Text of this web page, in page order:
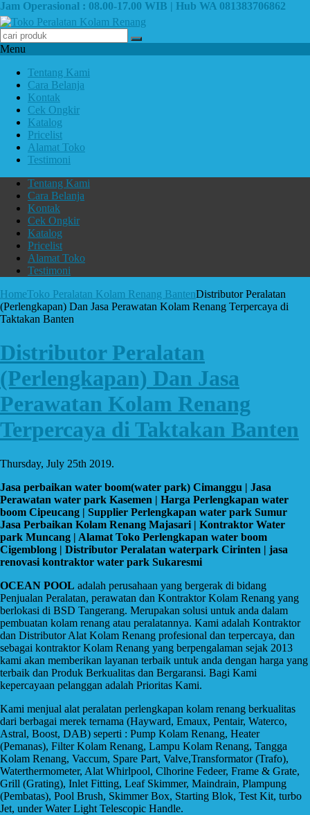
Jam Operasional : 08.00-17.00 WIB | Hub WA 081383706862
Menu
Tentang Kami
Cara Belanja
Kontak
Cek Ongkir
Katalog
Pricelist
Alamat Toko
Testimoni
Tentang Kami
Cara Belanja
Kontak
Cek Ongkir
Katalog
Pricelist
Alamat Toko
Testimoni
HomeToko Peralatan Kolam Renang BantenDistributor Peralatan
(Perlengkapan) Dan Jasa Perawatan Kolam Renang Terpercaya di
Taktakan Banten
Distributor Peralatan
(Perlengkapan) Dan Jasa
Perawatan Kolam Renang
Terpercaya di Taktakan Banten
Thursday, July 25th 2019.
Jasa perbaikan water boom(water park) Cimanggu | Jasa
Perawatan water park Kasemen | Harga Perlengkapan water
boom Cipeucang | Supplier Perlengkapan water park Sumur
Jasa Perbaikan Kolam Renang Majasari | Kontraktor Water
park Muncang | Alamat Toko Perlengkapan water boom
Cigemblong | Distributor Peralatan waterpark Cirinten | jasa
renovasi kontraktor water park Sukaresmi
OCEAN POOL adalah perusahaan yang bergerak di bidang
Penjualan Peralatan, perawatan dan Kontraktor Kolam Renang yang
berlokasi di BSD Tangerang. Merupakan solusi untuk anda dalam
pembuatan kolam renang atau peralatannya. Kami adalah Kontraktor
dan Distributor Alat Kolam Renang profesional dan terpercaya, dan
sebagai kontraktor Kolam Renang yang berpengalaman sejak 2013
kami akan memberikan layanan terbaik untuk anda dengan harga yang
terbaik dan Produk Berkualitas dan Bergaransi. Bagi Kami
kepercayaan pelanggan adalah Prioritas Kami.
Kami menjual alat peralatan perlengkapan kolam renang berkualitas
dari berbagai merek ternama (Hayward, Emaux, Pentair, Waterco,
Astral, Boost, DAB) seperti : Pump Kolam Renang, Heater
(Pemanas), Filter Kolam Renang, Lampu Kolam Renang, Tangga
Kolam Renang, Vaccum, Spare Part, Valve,Transformator (Trafo),
Waterthermometer, Alat Whirlpool, Clhorine Fedeer, Frame & Grate,
Grill (Grating), Inlet Fitting, Leaf Skimmer, Maindrain, Plampung
(Pembatas), Pool Brush, Skimmer Box, Starting Blok, Test Kit, turbo
Jet, under Water Light Telescopic Handle.